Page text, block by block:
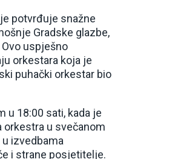
potvrđuje snažne
Gradske glazbe,
Ovo uspješno
orkestara koja je
puhački orkestar bio
u 18:00 sati, kada je
orkestra u svečanom
izvedbama
i strane posjetitelje.